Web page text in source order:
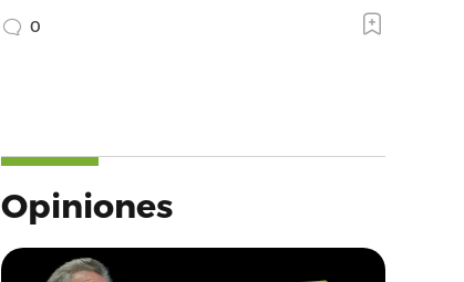
0
Opiniones